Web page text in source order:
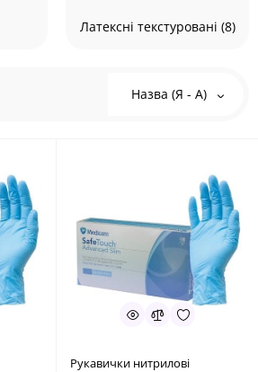
Латексні текстуровані (8)
Назва (Я - А)
Рукавички нитрилові